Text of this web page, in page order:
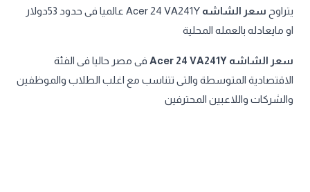
يتراوح سعر الشاشه
Acer 24 VA241Y عالميا فى حدود 53دولار
او مايعادله بالعمله المحلية
سعر الشاشه Acer 24 VA241Y
فى مصر حاليا فى الفئة
الاقتصادية المتوسطة والتى تتناسب مع اغلب الطلاب والموظفين
والشركات واللاعبين المحترفين